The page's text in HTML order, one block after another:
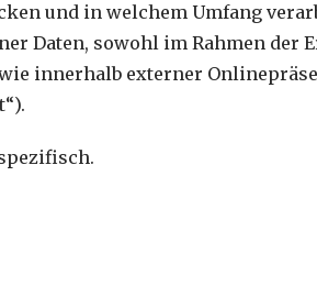
und in welchem Umfang
Daten, sowohl im Rahmen der
innerhalb externer